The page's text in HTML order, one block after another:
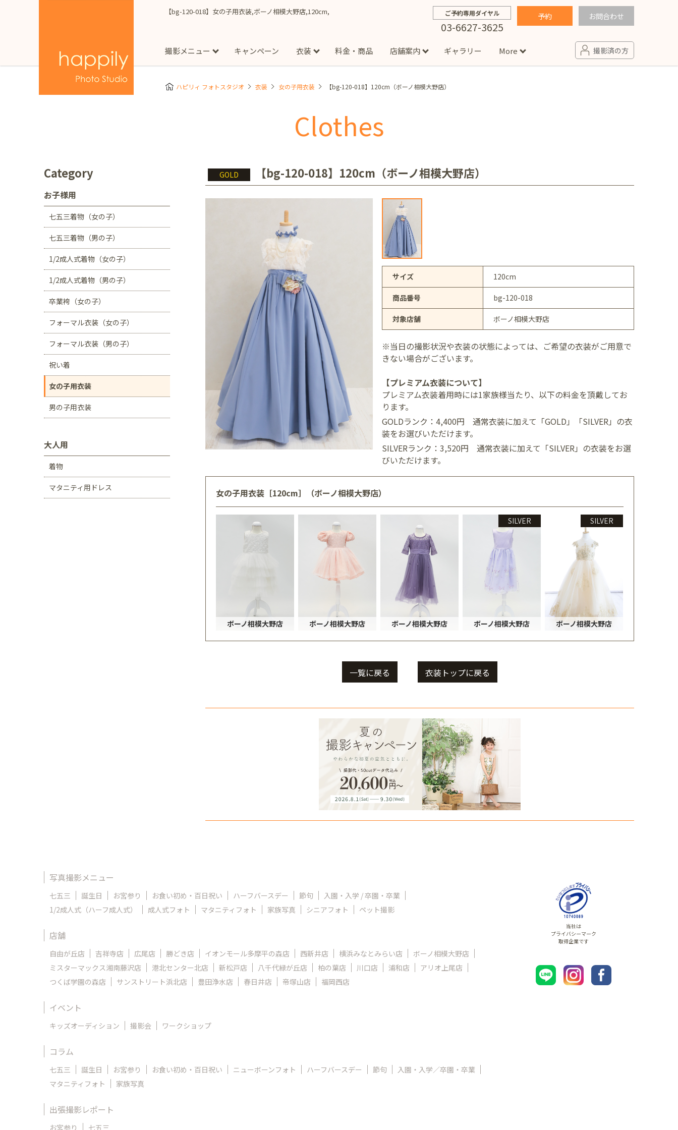
【bg-120-018】女の子用衣装,ボーノ相模大野店,120cm, ご予約専用ダイヤル
03-6627-3625
予約 お問合わせ
撮影メニュー
スタジオ撮影
成人式フォト マタニティフォト
お宮参り 入園・入学／卒園・卒業 ファミリーフォト 誕生日 プロフィール写真・宣材写真
キャンペーン 衣装
Clothes
七五三着物(男の子) 1/2成人式着物(女の子)
フォーマル衣装(男の子) 祝い着
マタニティ用ドレス
料金・商品 店舗案内
Store
吉祥寺店 イオンモール多摩平の森店
八千代緑が丘店 柏の葉店
アリオ上尾店
つくば学園の森店
静岡県
春日井店
帝塚山店
福岡県
ギャラリー More
More
撮影済の方
ハピリィ フォトスタジオ 衣装 女の子用衣装 【bg-120-018】120cm（ボーノ相模大野店）
Clothes
GOLD 【bg-120-018】120cm（ボーノ相模大野店）
サイズ 120cm
商品番号 bg-120-018
対象店舗 ボーノ相模大野店
※当日の撮影状況や衣装の状態によっては、ご希望の衣装がご用意で
きない場合がございます。
【プレミアム衣装について】
プレミアム衣装着用時には1家族様当たり、以下の料金を頂戴してお
ります。
GOLDランク：4,400円 通常衣装に加えて「GOLD」「SILVER」の衣
装をお選びいただけます。
SILVERランク：3,520円 通常衣装に加えて「SILVER」の衣装をお選
びいただけます。
女の子用衣装［120cm］（ボーノ相模大野店）
ボーノ相模大野店 ボーノ相模大野店 ボーノ相模大野店
SILVER
ボーノ相模大野店
SILVER
ボーノ相模大野店
一覧に戻る 衣装トップに戻る
Category
お子様用
七五三着物（女の子）
七五三着物（男の子）
1/2成人式着物（女の子）
1/2成人式着物（男の子）
卒業袴（女の子）
フォーマル衣装（女の子）
フォーマル衣装（男の子）
祝い着
女の子用衣装
男の子用衣装
大人用
着物
マタニティ用ドレス
写真撮影メニュー
七五三 誕生日 お宮参り お食い初め・百日祝い ハーフバースデー 節句
入園・入学 / 卒園・卒業
1/2成人式（ハーフ成人式）
成人式フォト マタニティフォト 家族写真 シニアフォト ペット撮影
店舗
自由が丘店 吉祥寺店 広尾店 勝どき店 イオンモール多摩平の森店 西新井店 横浜みなとみらい店
ボーノ相模大野店
ミスターマックス湘南藤沢店
港北センター北店 新松戸店 八千代緑が丘店 柏の葉店 川口店 浦和店
アリオ上尾店
つくば学園の森店
サンストリート浜北店 豊田浄水店 春日井店 帝塚山店 福岡西店
イベント
キッズオーディション 撮影会 ワークショップ
コラム
七五三 誕生日 お宮参り お食い初め・百日祝い ニューボーンフォト ハーフバースデー 節句
入園・入学／卒園・卒業
マタニティフォト
家族写真
出張撮影レポート
お宮参り 七五三
当社は
プライバシーマーク
取得企業です